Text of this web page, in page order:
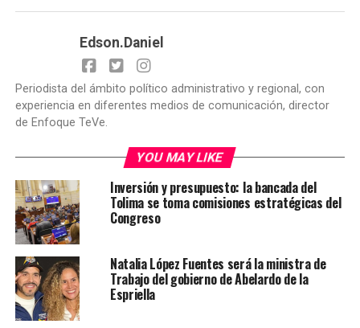
Edson.Daniel
Periodista del ámbito político administrativo y regional, con
experiencia en diferentes medios de comunicación, director
de Enfoque TeVe.
YOU MAY LIKE
Inversión y presupuesto: la bancada del
Tolima se toma comisiones estratégicas del
Congreso
Natalia López Fuentes será la ministra de
Trabajo del gobierno de Abelardo de la
Espriella